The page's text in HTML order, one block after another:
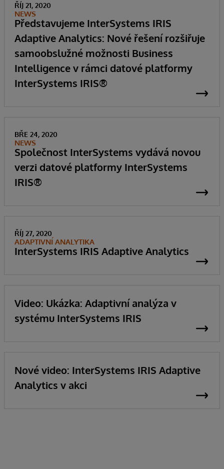
ŘÍJ 21, 2020
NEWS
Představujeme InterSystems IRIS
Adaptive Analytics: Nové řešení rozšiřuje
samoobslužné možnosti Business
Intelligence v rámci datové platformy
InterSystems IRIS®
BŘE 24, 2020
NEWS
Společnost InterSystems vydává novou
verzi datové platformy InterSystems
IRIS®
ŘÍJ 27, 2020
ADAPTIVNÍ ANALYTIKA
InterSystems IRIS Adaptive Analytics
Video: Ukázka: Adaptivní analýza v
systému InterSystems IRIS
Nové video: InterSystems IRIS Adaptive
Analytics v akci